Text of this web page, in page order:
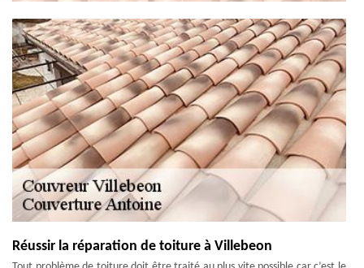
Réussir la réparation de toiture à Villebeon